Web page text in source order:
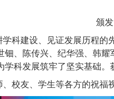
颁发
科建设、见证发展历程的
、陈传兴、 纪华强、 韩耀
科发展筑牢了坚实基础
校友、学生等各方的祝福